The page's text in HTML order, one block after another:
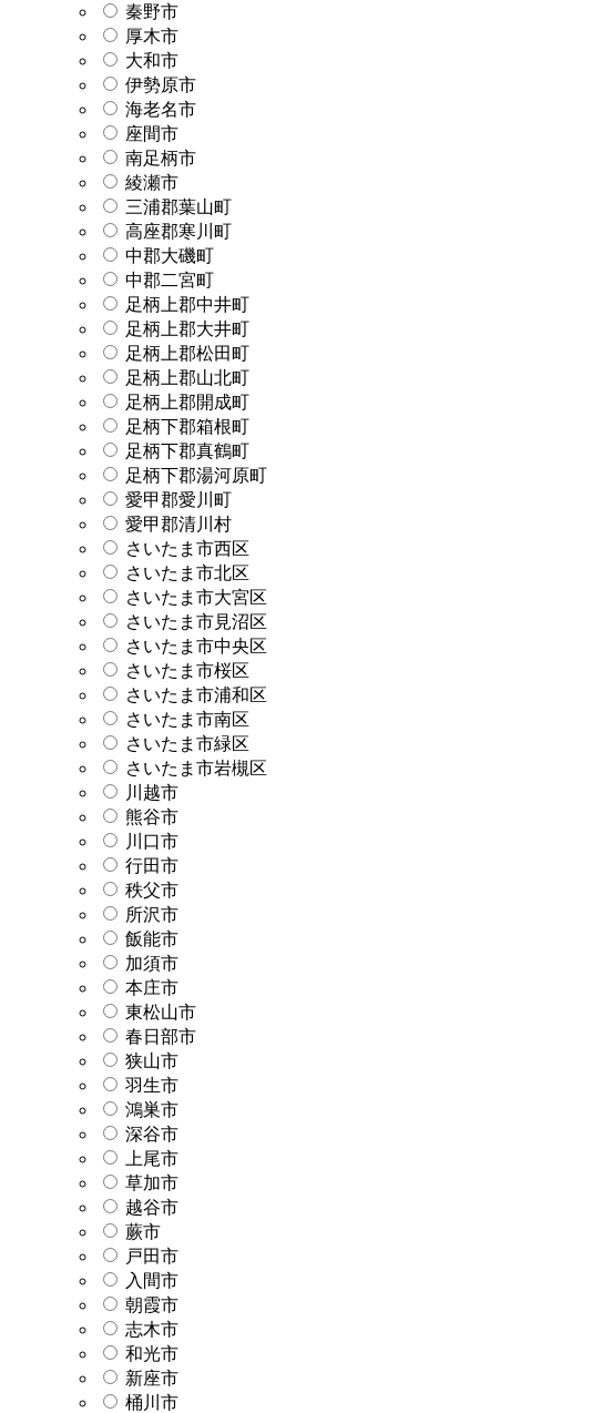
秦野市
厚木市
大和市
伊勢原市
海老名市
座間市
南足柄市
綾瀬市
三浦郡葉山町
高座郡寒川町
中郡大磯町
中郡二宮町
足柄上郡中井町
足柄上郡大井町
足柄上郡松田町
足柄上郡山北町
足柄上郡開成町
足柄下郡箱根町
足柄下郡真鶴町
足柄下郡湯河原町
愛甲郡愛川町
愛甲郡清川村
さいたま市西区
さいたま市北区
さいたま市大宮区
さいたま市見沼区
さいたま市中央区
さいたま市桜区
さいたま市浦和区
さいたま市南区
さいたま市緑区
さいたま市岩槻区
川越市
熊谷市
川口市
行田市
秩父市
所沢市
飯能市
加須市
本庄市
東松山市
春日部市
狭山市
羽生市
鴻巣市
深谷市
上尾市
草加市
越谷市
蕨市
戸田市
入間市
朝霞市
志木市
和光市
新座市
桶川市